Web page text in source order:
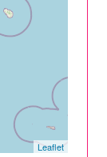
Leaflet